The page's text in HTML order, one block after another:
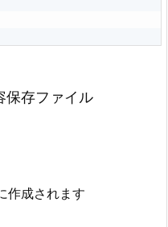
保存ファイル
作成されます